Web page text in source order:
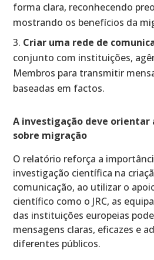
forma clara, reconhecendo
mostrando os benefícios da
Criar uma rede de
conjunto com instituições,
Membros para transmitir
baseadas em factos.
A investigação deve orientar
sobre migração
O relatório reforça a
investigação científica na
comunicação, ao utilizar o
científico como o JRC, as
das instituições europeias
mensagens claras, eficazes e
diferentes públicos.